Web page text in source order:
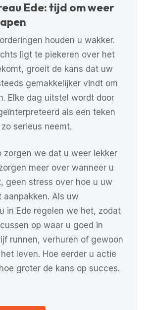
Ede: tijd om weer
houden u wakker.
ligt te piekeren over het
groeit de kans dat uw
gemakkelijker vindt om
Elke dag uitstel wordt door
als een teken
serieus neemt.
zorgen we dat u weer lekker
meer over wanneer u
geen stress over hoe u uw
aanpakken. Als uw
in Ede regelen we het, zodat
op waar u goed in
runnen, verhuren of gewoon
leven. Hoe eerder u actie
groter de kans op succes.